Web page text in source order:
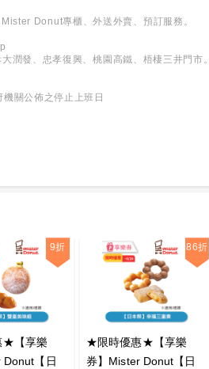
Donut專櫃、外送外賣、預訂服務。
潤發、忠孝復興、桃園高鐵、梧棲三井門市。
關公佈之停止上班日
9折
★【享樂
Donut【日
86折
★限時優惠★【享樂
券】Mister Donut【日